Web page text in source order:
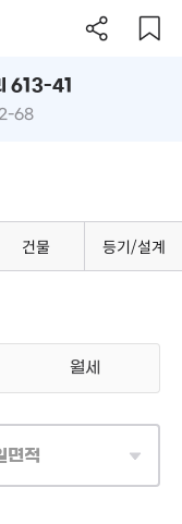
원
69m²
'22. 04
144만
613-41
613-41
68
건물 등기/설계
월세
면적